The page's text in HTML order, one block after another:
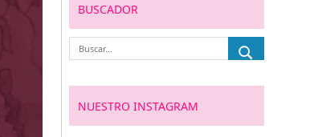
BUSCADOR
NUESTRO INSTAGRAM